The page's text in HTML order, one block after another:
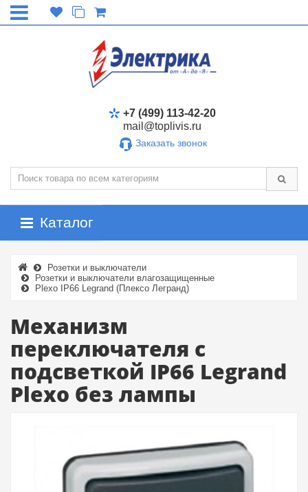
+7 (499) 113-42-20
mail@toplivis.ru
Заказать звонок
Каталог
Розетки и выключатели
Розетки и выключатели влагозащищенные
Plexo IP66 Legrand (Плексо Легранд)
Механизм
переключателя с
подсветкой IP66 Legrand
Plexo без лампы